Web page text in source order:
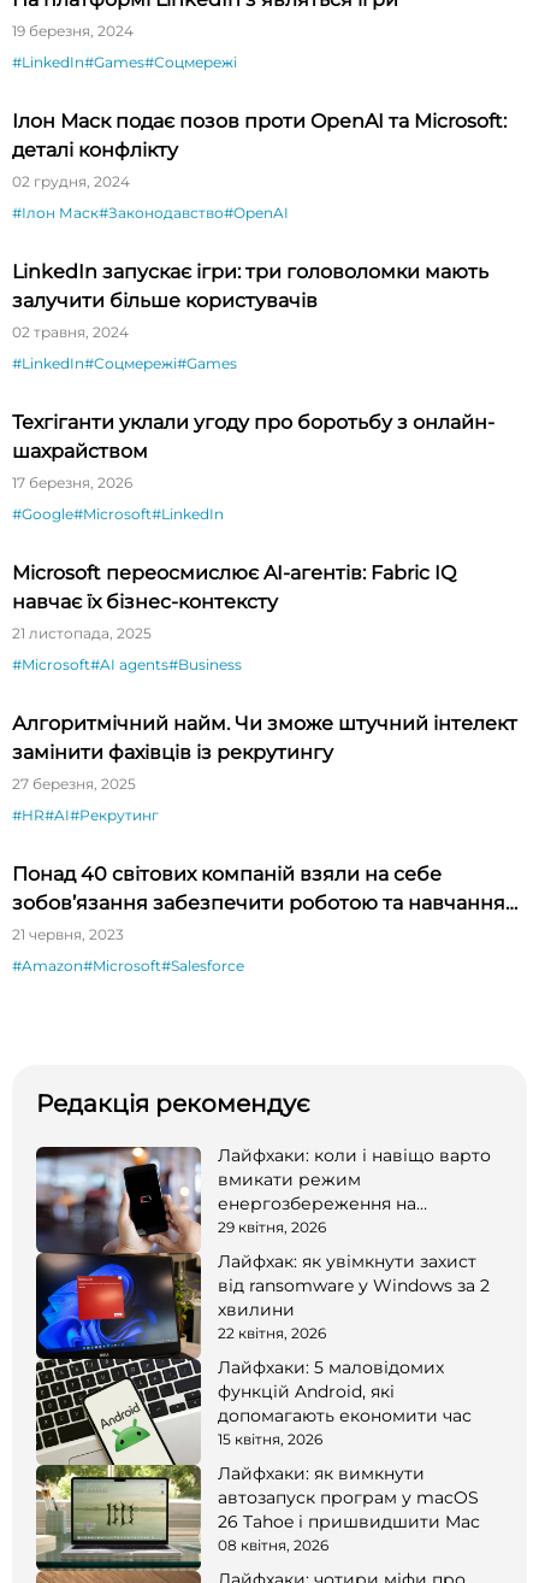
19 березня, 2024
#LinkedIn#Games#Соцмережі
Ілон Маск подає позов проти OpenAI та Microsoft:
деталі конфлікту
02 грудня, 2024
#Ілон Маск#Законодавство#OpenAI
LinkedIn запускає ігри: три головоломки мають
залучити більше користувачів
02 травня, 2024
#LinkedIn#Соцмережі#Games
Техгіганти уклали угоду про боротьбу з онлайн-
шахрайством
17 березня, 2026
#Google#Microsoft#LinkedIn
Microsoft переосмислює AI-агентів: Fabric IQ
навчає їх бізнес-контексту
21 листопада, 2025
#Microsoft#AI agents#Business
Алгоритмічний найм. Чи зможе штучний інтелект
замінити фахівців із рекрутингу
27 березня, 2025
#HR#AI#Рекрутинг
Понад 40 світових компаній взяли на себе
зобов’язання забезпечити роботою та навчанням
більш ніж 250 тисяч українських біженців у Європі
21 червня, 2023
#Amazon#Microsoft#Salesforce
Редакція рекомендує
Лайфхаки: коли і навіщо варто
вмикати режим
енергозбереження на
смартфоні
29 квітня, 2026
Лайфхак: як увімкнути захист
від ransomware у Windows за 2
хвилини
22 квітня, 2026
Лайфхаки: 5 маловідомих
функцій Android, які
допомагають економити час
15 квітня, 2026
Лайфхаки: як вимкнути
автозапуск програм у macOS
26 Tahoe і пришвидшити Mac
08 квітня, 2026